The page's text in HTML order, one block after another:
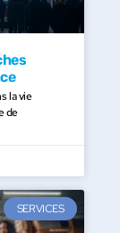
la vie
de
SERVICES